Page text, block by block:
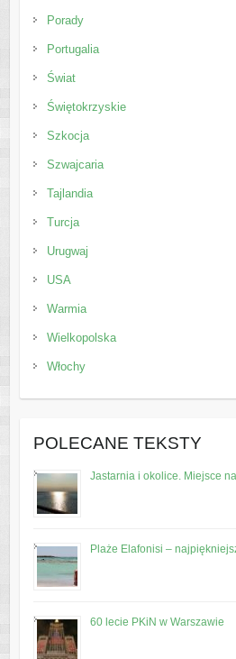
Porady
Portugalia
Świat
Świętokrzyskie
Szkocja
Szwajcaria
Tajlandia
Turcja
Urugwaj
USA
Warmia
Wielkopolska
Włochy
POLECANE TEKSTY
Jastarnia i okolice. Miejsce
Plaże Elafonisi –
60 lecie PKiN w Warszawie